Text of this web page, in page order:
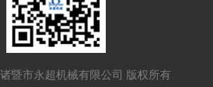
暨市永超机械有限公司 版权所有